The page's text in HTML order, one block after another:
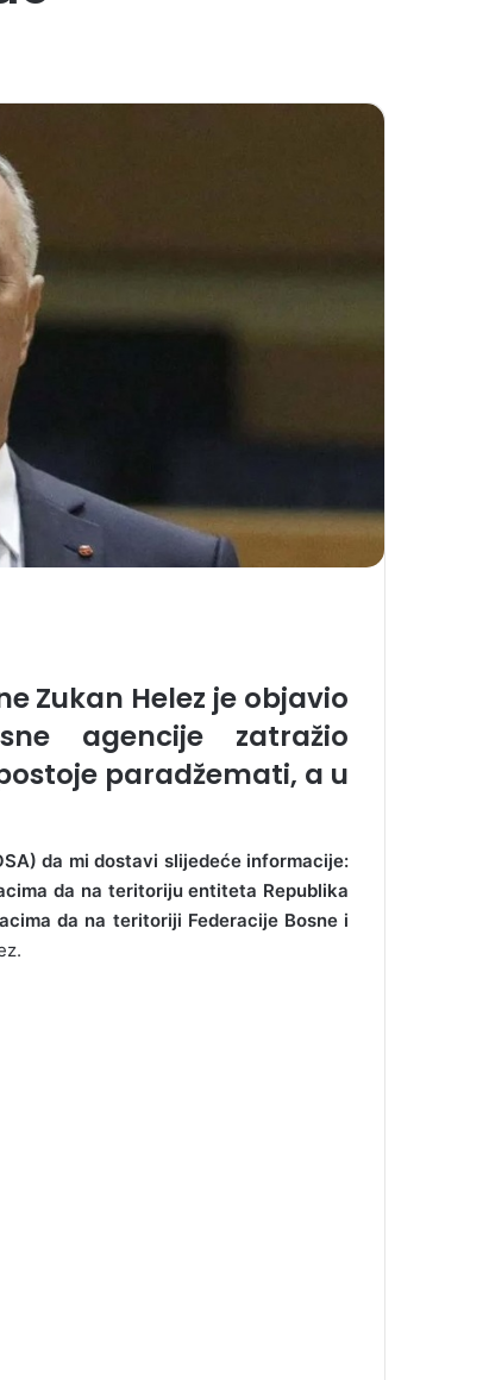
Zukan Helez je objavio
agencije zatražio
paradžemati, a u
da mi dostavi slijedeće informacije:
da na teritoriju entiteta Republika
da na teritoriji Federacije Bosne i